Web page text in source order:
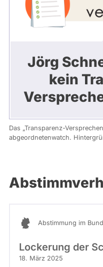
Jörg
kein
Das „Transparenz-
abgeordnetenwatch.
Abstimmung im
Lockerung der
18. März 2025